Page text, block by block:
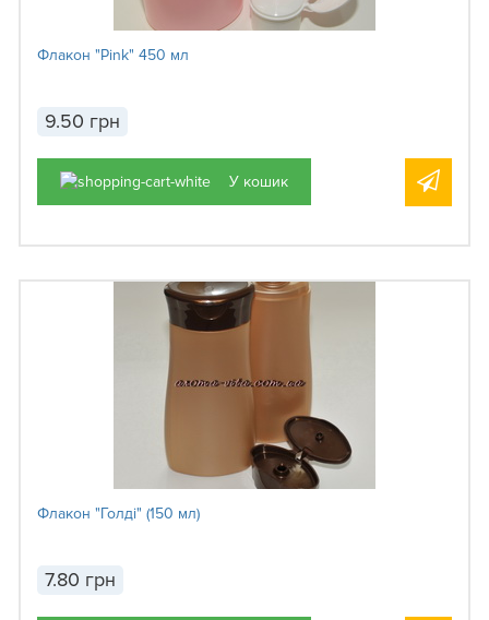
Флакон "Pink" 450 мл
9.50 грн
У кошик
Флакон "Голді" (150 мл)
7.80 грн